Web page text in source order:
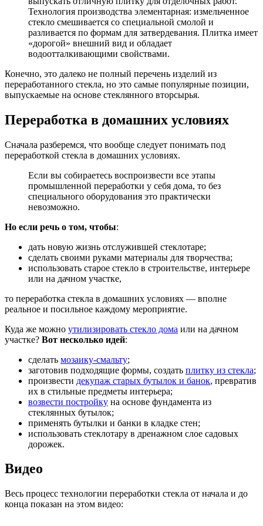
Технология производства элементарная: измельченное
стекло смешивается со специальной смолой и
разливается по формам для затвердевания. Плитка имеет
«дорогой» внешний вид и обладает
водоотталкивающими свойствами.
Конечно, это далеко не полный перечень изделий из
переработанного стекла, но это самые популярные позиции,
выпускаемые на основе стеклянного вторсырья.
Переработка в домашних условиях
Сначала разберемся, что вообще следует понимать под
переработкой стекла в домашних условиях.
Если вы собираетесь воспроизвести все этапы
промышленной переработки у себя дома, то без
специального оборудования это практически
невозможно.
Но если речь о том, чтобы:
дать новую жизнь отслужившей стеклотаре;
сделать своими руками материалы для творчества;
использовать старое стекло в строительстве, интерьере
или на дачном участке,
то переработка стекла в домашних условиях — вполне
реальное и посильное каждому мероприятие.
Куда же можно утилизировать стекло дома или на дачном
участке? Вот несколько идей:
сделать мозаику-смальту;
заготовив подходящие формы, создать плитку из стекла;
произвести декупаж старых бутылок и банок, превратив
их в стильные предметы интерьера;
возвести постройку на основе фундамента из
стеклянных бутылок;
применять бутылки и банки в кладке стен;
использовать стеклотару в дренажном слое садовых
дорожек.
Видео
Весь процесс технологии переработки стекла от начала и до
конца показан на этом видео: